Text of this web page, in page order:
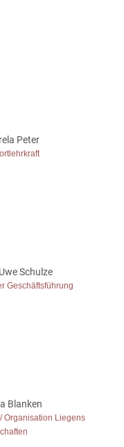
Peter
Schulze
Geschäftsführung
Blanken
Organisation Liegens
chaften